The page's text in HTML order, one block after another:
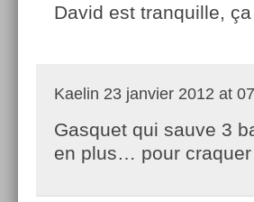
David est tranquille,
Kaelin 23 janvier 2012 at
Gasquet qui sauve 3
en plus… pour